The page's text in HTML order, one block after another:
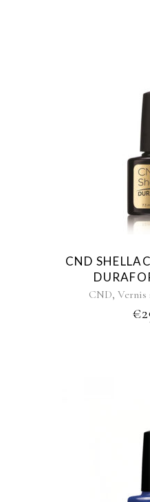
CND
CND, Vernis
€